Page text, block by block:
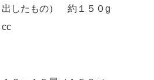
出したもの） 約１５０g